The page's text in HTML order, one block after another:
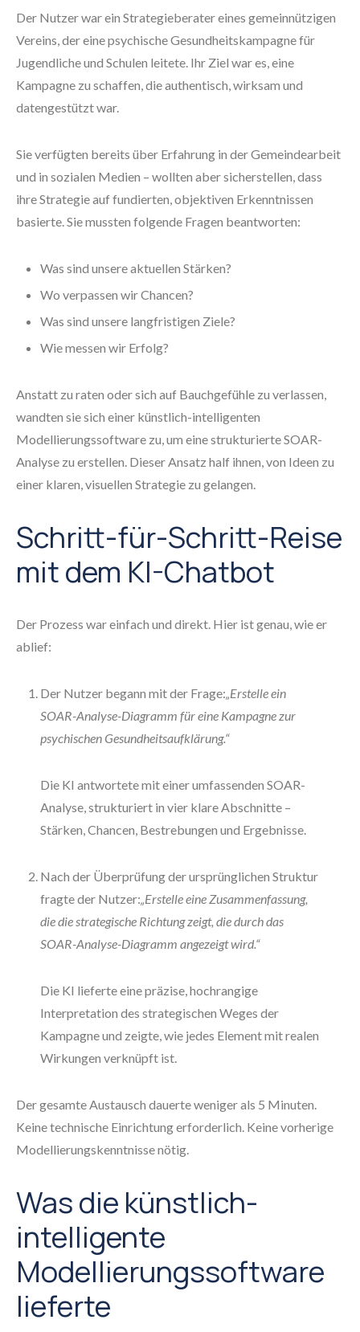
Der Nutzer war ein Strategieberater eines gemeinnützigen
Vereins, der eine psychische Gesundheitskampagne für
Jugendliche und Schulen leitete. Ihr Ziel war es, eine
Kampagne zu schaffen, die authentisch, wirksam und
datengestützt war.
Sie verfügten bereits über Erfahrung in der Gemeindearbeit
und in sozialen Medien – wollten aber sicherstellen, dass
ihre Strategie auf fundierten, objektiven Erkenntnissen
basierte. Sie mussten folgende Fragen beantworten:
Was sind unsere aktuellen Stärken?
Wo verpassen wir Chancen?
Was sind unsere langfristigen Ziele?
Wie messen wir Erfolg?
Anstatt zu raten oder sich auf Bauchgefühle zu verlassen,
wandten sie sich einer künstlich-intelligenten
Modellierungssoftware zu, um eine strukturierte SOAR-
Analyse zu erstellen. Dieser Ansatz half ihnen, von Ideen zu
einer klaren, visuellen Strategie zu gelangen.
Schritt-für-Schritt-Reise
mit dem KI-Chatbot
Der Prozess war einfach und direkt. Hier ist genau, wie er
ablief:
Der Nutzer begann mit der Frage: „Erstelle ein
SOAR-Analyse-Diagramm für eine Kampagne zur
psychischen Gesundheitsaufklärung.“
Die KI antwortete mit einer umfassenden SOAR-
Analyse, strukturiert in vier klare Abschnitte –
Stärken, Chancen, Bestrebungen und Ergebnisse.
Nach der Überprüfung der ursprünglichen Struktur
fragte der Nutzer: „Erstelle eine Zusammenfassung,
die die strategische Richtung zeigt, die durch das
SOAR-Analyse-Diagramm angezeigt wird.“
Die KI lieferte eine präzise, hochrangige
Interpretation des strategischen Weges der
Kampagne und zeigte, wie jedes Element mit realen
Wirkungen verknüpft ist.
Der gesamte Austausch dauerte weniger als 5 Minuten.
Keine technische Einrichtung erforderlich. Keine vorherige
Modellierungskenntnisse nötig.
Was die künstlich-
intelligente
Modellierungssoftware
lieferte